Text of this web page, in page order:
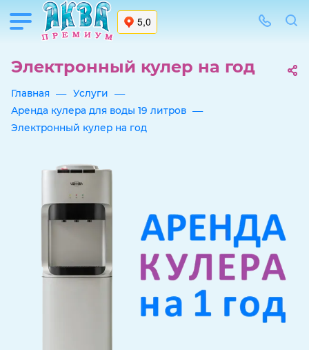
Электронный кулер на год
Главная — Услуги —
Аренда кулера для воды 19 литров —
Электронный кулер на год